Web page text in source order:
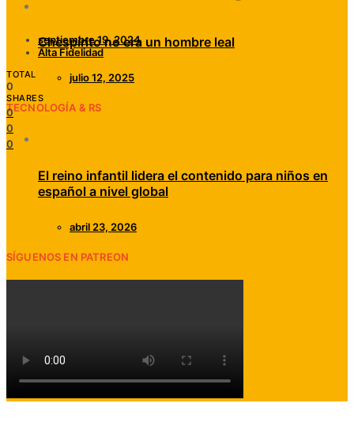
Chespirito no era un hombre leal
julio 12, 2025
TECNOLOGÍA & RS
El reino infantil lidera el contenido para niños en
español a nivel global
abril 23, 2026
SÍGUENOS EN PATREON
septiembre 19, 2024
Alta Fidelidad
TOTAL
0
SHARES
0
0
0